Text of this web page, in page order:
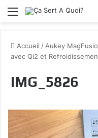
Menu
Accueil / Aukey
avec Qi2 et
IMG_5826